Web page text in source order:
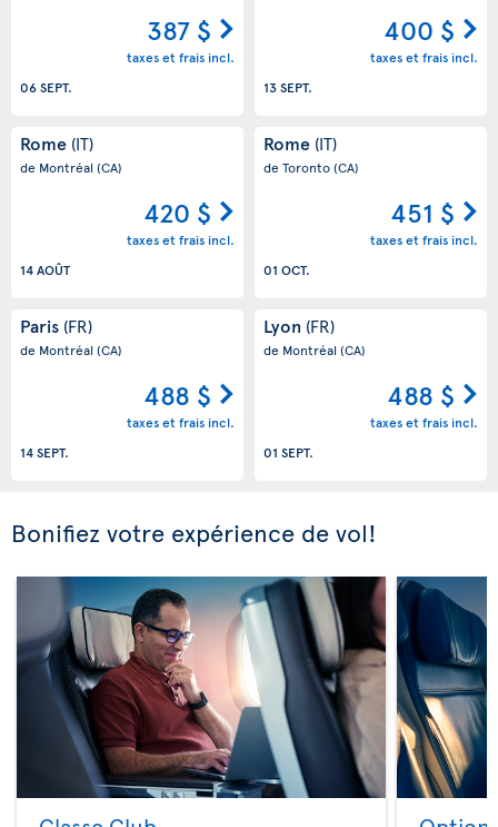
387 $
taxes et frais incl.
06 SEPT.
400 $
taxes et frais incl.
13 SEPT.
Rome (IT)
de Montréal(CA)
420 $
taxes et frais incl.
14 AOÛT
Rome (IT)
de Toronto(CA)
451 $
taxes et frais incl.
01 OCT.
Paris (FR)
de Montréal(CA)
488 $
taxes et frais incl.
14 SEPT.
Lyon (FR)
de Montréal(CA)
488 $
taxes et frais incl.
01 SEPT.
Bonifiez votre expérience de vol!